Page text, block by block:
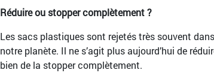
Réduire ou stopper complètement ?
Les sacs plastiques sont rejetés très souvent
notre planète. Il ne s’agit plus aujourd’hui de
bien de la stopper complètement.